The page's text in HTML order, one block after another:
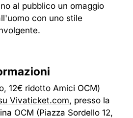
al pubblico un omaggio
con uno stile
12€ ridotto Amici OCM)
Vivaticket.com, presso la
OCM (Piazza Sordello 12,